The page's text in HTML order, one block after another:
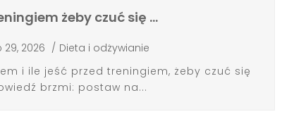
żeby czuć się …
29, 2026 / Dieta i odżywianie
i ile jeść przed treningiem, żeby czuć się
brzmi: postaw na...